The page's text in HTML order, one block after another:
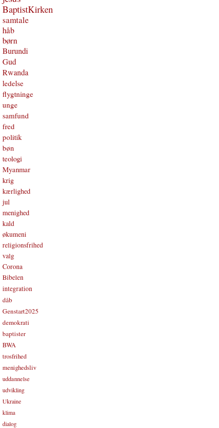
BaptistKirken
samtale
håb
børn
Burundi
Gud
Rwanda
ledelse
flygtninge
unge
samfund
fred
politik
bøn
teologi
Myanmar
krig
kærlighed
jul
menighed
kald
økumeni
religionsfrihed
valg
Corona
Bibelen
integration
dåb
Genstart2025
demokrati
baptister
BWA
trosfrihed
menighedsliv
uddannelse
udvikling
Ukraine
klima
dialog